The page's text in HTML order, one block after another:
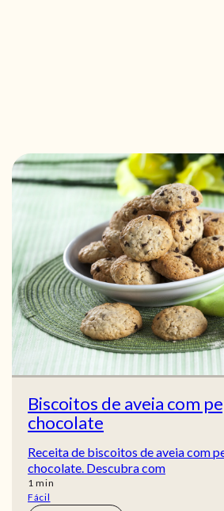
Biscoitos de aveia com
chocolate
Receita de biscoitos de aveia com
chocolate. Descubra com
1 min
min
Fácil